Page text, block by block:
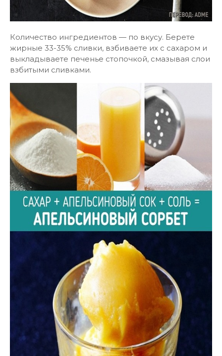
Количество ингредиентов — по вкусу. Берете
жирные 33-35% сливки, взбиваете их с сахаром и
выкладываете печенье стопочкой, смазывая слои
взбитыми сливками.